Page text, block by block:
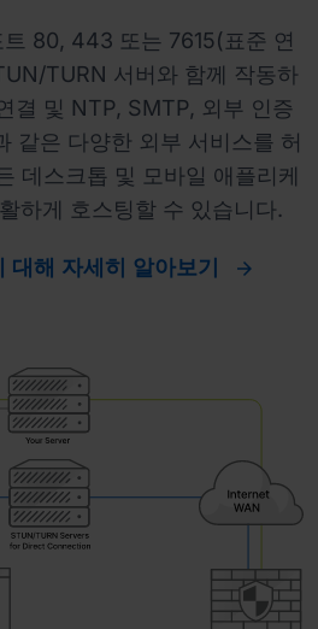
80, 443 또는 7615(표준 연
TURN 서버와 함께 작동하
결 및 NTP, SMTP, 외부 인증
같은 다양한 외부 서비스를 허
데스크톱 및 모바일 애플리케
하게 호스팅할 수 있습니다.
대해 자세히 알아보기